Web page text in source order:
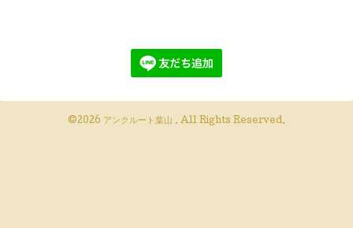
©2026 アンクルート葉山 . All Rights Reserved.